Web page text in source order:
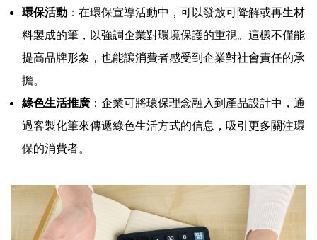
環保活動 ：在環保宣導活動中，可以發放可降解或再生材
料製成的筆，以強調企業對環境保護的重視。這樣不僅能
提高品牌形象，也能讓消費者感受到企業對社會責任的承
擔。
綠色生活推廣 ：企業可將環保理念融入到產品設計中，通
過客製化筆來傳遞綠色生活方式的信息，吸引更多關注環
保的消費者。